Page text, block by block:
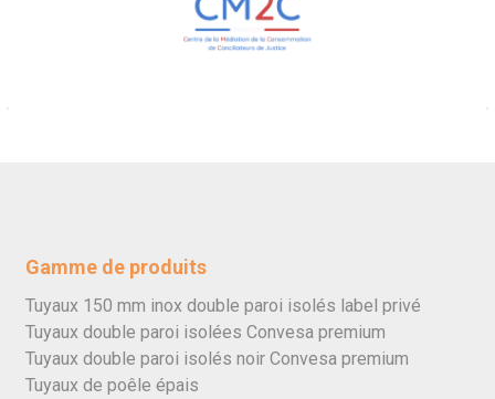
Gamme de produits
Tuyaux 150 mm inox double paroi isolés label privé
Tuyaux double paroi isolées Convesa premium
Tuyaux double paroi isolés noir Convesa premium
Tuyaux de poêle épais